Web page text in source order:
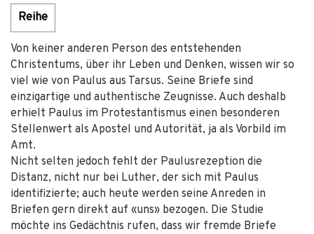
Reihe
Von keiner anderen Person des entstehenden
Christentums, über ihr Leben und Denken, wissen wir so
viel wie von Paulus aus Tarsus. Seine Briefe sind
einzigartige und authentische Zeugnisse. Auch deshalb
erhielt Paulus im Protestantismus einen besonderen
Stellenwert als Apostel und Autorität, ja als Vorbild im
Amt.
Nicht selten jedoch fehlt der Paulusrezeption die
Distanz, nicht nur bei Luther, der sich mit Paulus
identifizierte; auch heute werden seine Anreden in
Briefen gern direkt auf «uns» bezogen. Die Studie
möchte ins Gedächtnis rufen, dass wir fremde Briefe